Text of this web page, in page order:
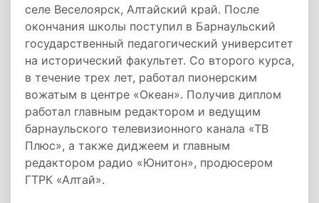
селе Веселоярск, Алтайский край. После
окончания школы поступил в Барнаульский
государственный педагогический университет
на исторический факультет. Со второго курса,
в течение трех лет, работал пионерским
вожатым в центре «Океан». Получив диплом
работал главным редактором и ведущим
барнаульского телевизионного канала «ТВ
Плюс», а также диджеем и главным
редактором радио «Юнитон», продюсером
ГТРК «Алтай».